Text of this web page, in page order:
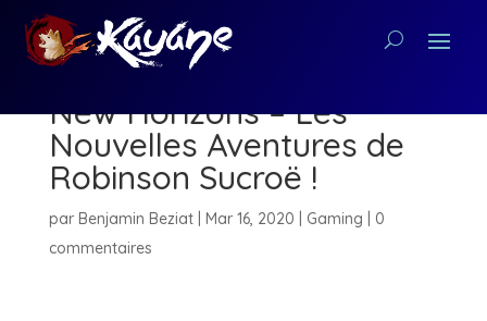
[Avis] Animal Crossing
New Horizons – Les
Nouvelles Aventures de
Robinson Sucroë !
par Benjamin Beziat| Mar 16, 2020 Gaming
0
commentaires